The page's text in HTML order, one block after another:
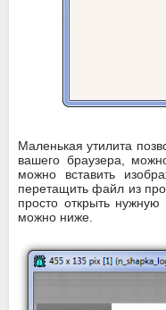
Маленькая утилита
вашего браузера,
можно вставить
перетащить файл из
просто открыть нужную
можно ниже.